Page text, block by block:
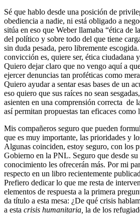
Sé que hablo desde una posición de
obediencia a nadie, ni está obligado a
sitúa en eso que Weber llamaba “ética de
del político y sobre todo del que tiene
sin duda pesada, pero libremente
convicción es, quiere ser, ética ciudadana
Quiero dejar claro que no vengo aquí a
ejercer denuncias tan proféticas como
Quiero ayudar a sentar esas bases de un
eso quiero que sus raíces no sean
asienten en una comprensión correcta de
así permitan propuestas tan eficaces como
Mis compañeros seguro que pueden
que es muy importante, las prioridades y
Algunas coinciden, estoy seguro, con los
Gobierno en la PNL. Seguro que desde
conocimiento les ofrecerán más. Por mi
respecto en un libro recientemente
Prefiero dedicar lo que me resta de
elementos de respuesta a la primera
da título a esta mesa: ¿De qué crisis
a esta crisis humanitaria, la de los